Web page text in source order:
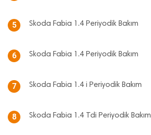
5 Skoda Fabia 1.4 Periyodik Bakım
6 Skoda Fabia 1.4 Periyodik Bakım
7 Skoda Fabia 1.4 i Periyodik Bakım
8 Skoda Fabia 1.4 Tdi Periyodik Bakım